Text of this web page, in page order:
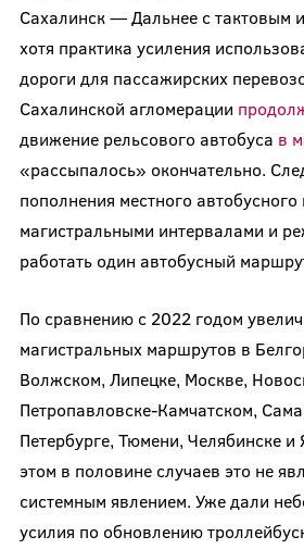
Сахалинск — Дальнее с тактовым
хотя практика усиления
дороги для пассажирских
Сахалинской агломерации
движение рельсового автобуса в
«рассыпалось» окончательно.
пополнения местного автобусного
магистральными интервалами и
работать один автобусный
По сравнению с 2022 годом
магистральных маршрутов в
Волжском, Липецке, Москве,
Петропавловске-Камчатском,
Петербурге, Тюмени, Челябинске
этом в половине случаев это не
системным явлением. Уже дали
усилия по обновлению